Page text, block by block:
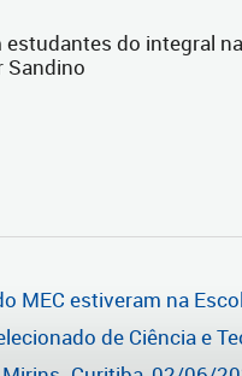
do integral
Sandino